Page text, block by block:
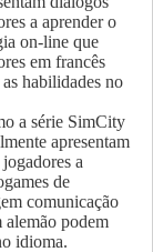
a aprender o
on-line que
em francês
habilidades no
a série SimCity
apresentam
a
de
comunicação
alemão podem
idioma.